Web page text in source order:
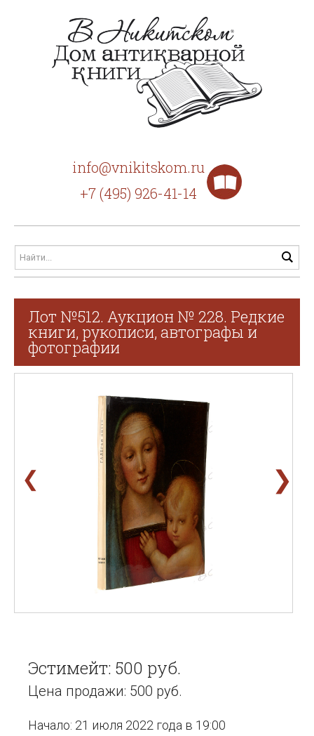
info@vnikitskom.ru
+7 (495) 926-41-14
Лот №512. Аукцион № 228. Редкие
книги, рукописи, автографы и
фотографии
❮ ❯
Эстимейт: 500 руб.
Цена продажи: 500 руб.
Начало: 21 июля 2022 года в 19:00